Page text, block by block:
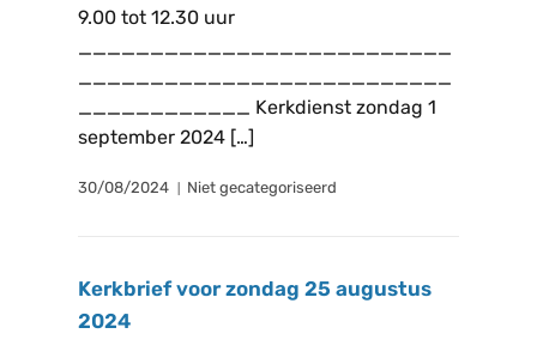
9.00 tot 12.30 uur
__________________________
__________________________
____________ Kerkdienst zondag 1
september 2024 […]
30/08/2024 Niet gecategoriseerd
Kerkbrief voor zondag 25 augustus
2024